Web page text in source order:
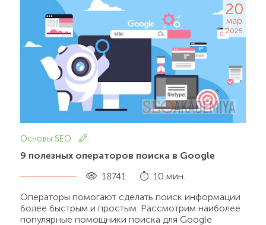
20
мар
2025
Основы SEO
9 полезных операторов поиска в Google
18741 10 мин.
Операторы помогают сделать поиск информации
более быстрым и простым. Рассмотрим наиболее
популярные помощники поиска для Google